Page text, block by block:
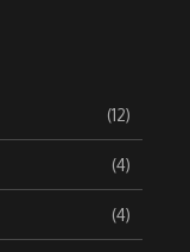
(12)
(4)
(4)